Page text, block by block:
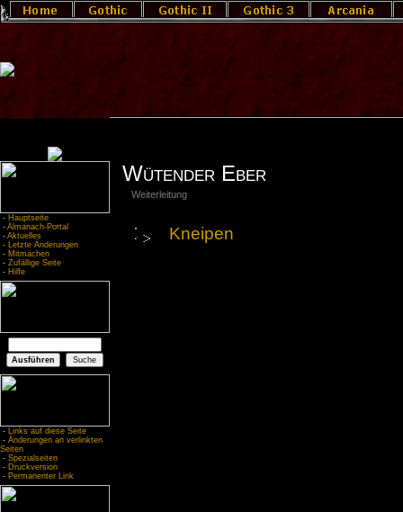
- Hauptseite
- Almanach-Portal
- Aktuelles
- Letzte Änderungen
- Mitmachen
- Zufällige Seite
- Hilfe
- Links auf diese Seite
- Änderungen an verlinkten
Seiten
- Spezialseiten
- Druckversion
- Permanenter Link
Wütender Eber
Weiterleitung
Kneipen